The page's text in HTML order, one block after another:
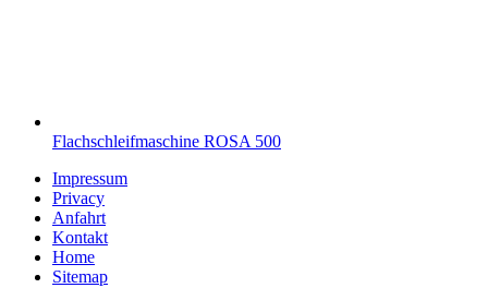
Flachschleifmaschine ROSA 500
Impressum
Privacy
Anfahrt
Kontakt
Home
Sitemap